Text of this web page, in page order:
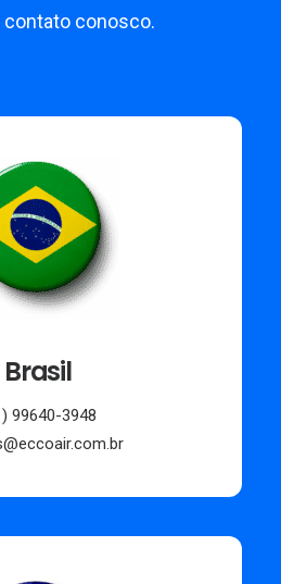
contato conosco.
Brasil
99640-3948